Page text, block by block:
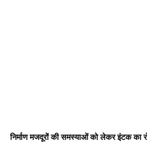
निर्माण मजदूरों की समस्याओं को लेकर इंटक का